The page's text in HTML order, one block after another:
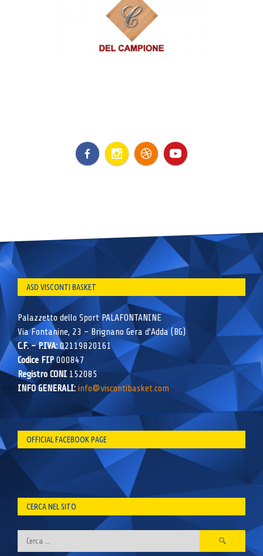
ASD VISCONTI BASKET
Palazzetto dello Sport PALAFONTANINE
Via Fontanine, 23 – Brignano Gera d’Adda (BG)
C.F. – P.IVA:02119820161
Codice FIP000847
Registro CONI 152085
INFO GENERALI: info@viscontibasket.com
OFFICIAL FACEBOOK PAGE
CERCA NEL SITO
Ricerca
per: